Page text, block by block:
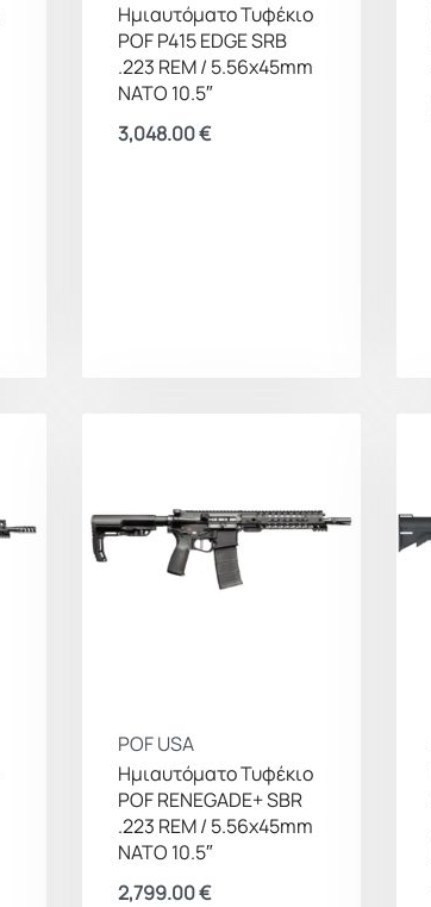
Ημιαυτόματο Τυφέκιο
POF P415 EDGE SRB
.223 REM / 5.56x45mm
NATO 10.5″
3,048.00€
POF USA
Ημιαυτόματο Τυφέκιο
POF RENEGADE+ SBR
.223 REM / 5.56x45mm
NATO 10.5″
2,799.00€